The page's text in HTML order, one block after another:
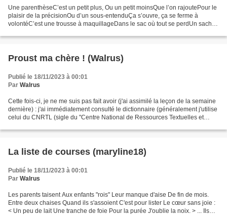
Une parenthèseC’est un petit plus, Ou un petit moinsQue l’on rajoutePour le
plaisir de la précisionOu d’un sous-entenduÇa s’ouvre, ça se ferme à
volontéC’est une trousse à maquillageDans le sac où tout se perdUn sachet
Proust ma chère ! (Walrus)
Publié le 18/11/2023 à 00:01
Par Walrus
Cette fois-ci, je ne me suis pas fait avoir (j'ai assimilé la leçon de la semaine
dernière) : j'ai immédiatement consulté le dictionnaire (généralement j'utilise
celui du CNRTL (sigle du "Centre National de Ressources Textuelles et
La liste de courses (maryline18)
Publié le 18/11/2023 à 00:01
Par Walrus
Les parents taisent Aux enfants "rois" Leur manque d'aise De fin de mois.
Entre deux chaises Quand ils s'assoient C'est pour lister Le cœur sans joie :
< Un peu de lait Une tranche de foie Pour la purée J'oublie la noix. > ... Ils